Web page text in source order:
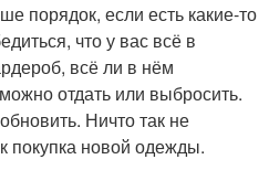
порядок, если есть какие-то
что у вас всё в
всё ли в нём
отдать или выбросить.
Ничто так не
покупка новой одежды.